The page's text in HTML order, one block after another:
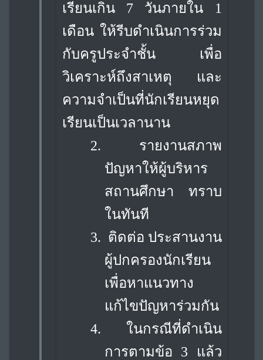
เรียนเกิน 7 วันภายใน 1
เดือน ให้รีบดำเนินการร่วม
กับครูประจำชั้น เพื่อ
วิเคราะห์ถึงสาเหตุ และ
ความจำเป็นที่นักเรียนหยุด
เรียนเป็นเวลานาน
2.
รายงานสภาพ
ปัญหาให้ผู้บริหาร
สถานศึกษา ทราบ
ในทันที
3. ติดต่อ ประสานงาน
ผู้ปกครองนักเรียน
เพื่อหาแนวทาง
แก้ไขปัญหาร่วมกัน
4.
ในกรณีที่ดำเนิน
การตามข้อ 3 แล้ว